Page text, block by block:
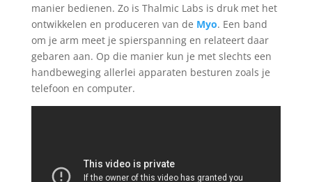
manier bedienen. Zo is Thalmic Labs is druk met het
ontwikkelen en produceren van de Myo. Een band
om je arm meet je spierspanning en relateert daar
gebaren aan. Op die manier kun je met slechts een
handbeweging allerlei apparaten besturen zoals je
telefoon en computer.